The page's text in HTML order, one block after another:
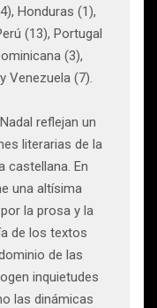
Honduras (1),
(13), Portugal
(3),
Venezuela (7).
reflejan un
literarias de la
castellana. En
una altísima
la prosa y la
de los textos
de las
inquietudes
las dinámicas